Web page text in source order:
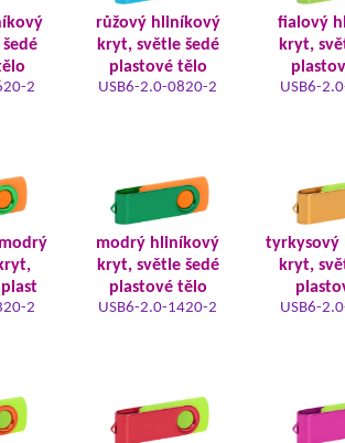
2
růžový hliníkový
kryt, světle šedé
plastové tělo
USB6-2.0-0820-2
fialový
kryt,
USB6-
2
modrý hliníkový
kryt, světle šedé
plastové tělo
USB6-2.0-1420-2
tyrkysový
kryt,
USB6-